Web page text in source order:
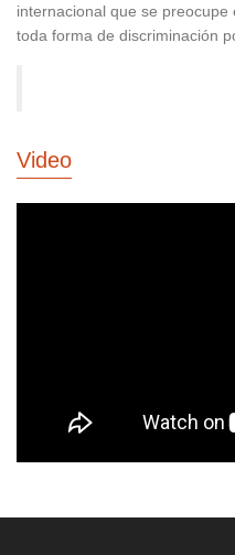
internacional que se
toda forma de discriminación
Video